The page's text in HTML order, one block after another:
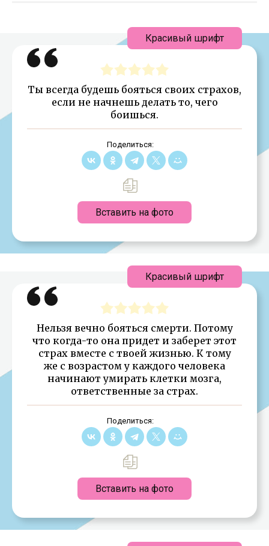
Ты всегда будешь бояться своих страхов,
если не начнешь делать то, чего
боишься.
Поделиться:
Вставить на фото
Красивый шрифт
Нельзя вечно бояться смерти. Потому
что когда-то она придет и заберет этот
страх вместе с твоей жизнью. К тому
же с возрастом у каждого человека
начинают умирать клетки мозга,
ответственные за страх.
Поделиться:
Вставить на фото
Красивый шрифт